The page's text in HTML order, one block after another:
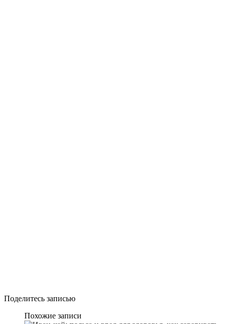
Поделитесь записью
Похожие записи